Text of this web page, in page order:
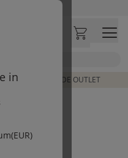
in
(EUR)
| SHOP DE OUTLET